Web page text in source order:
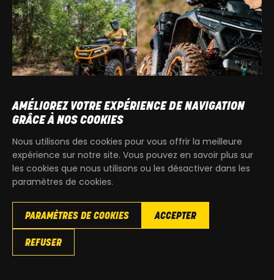
KYMCO
QUAD
CAN-AM
3 ROUES
AMÉLIOREZ VOTRE EXPÉRIENCE DE NAVIGATION
GRÂCE À NOS COOKIES
Nous utilisons des cookies pour vous offrir la meilleure
expérience sur notre site. Vous pouvez en savoir plus sur
les cookies que nous utilisons ou les désactiver dans les
paramètres de cookies.
PARAMÈTRES DE COOKIES ACCEPTER
REFUSER